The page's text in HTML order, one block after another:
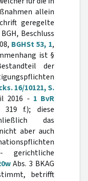
allein
geregelte
Beschluss
BGHSt 53, 1,
ist §
der
16/10121, S.
2016 - 1 BvR
319 f.); diese
das
aber auch
gerichtliche
Abs. 3 BKAG
betrifft